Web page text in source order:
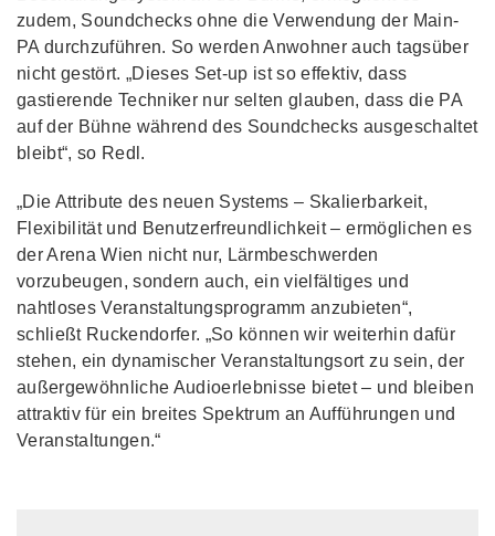
zudem, Soundchecks ohne die Verwendung der Main-
PA durchzuführen. So werden Anwohner auch tagsüber
nicht gestört. „Dieses Set-up ist so effektiv, dass
gastierende Techniker nur selten glauben, dass die PA
auf der Bühne während des Soundchecks ausgeschaltet
bleibt“, so Redl.
„Die Attribute des neuen Systems – Skalierbarkeit,
Flexibilität und Benutzerfreundlichkeit – ermöglichen es
der Arena Wien nicht nur, Lärmbeschwerden
vorzubeugen, sondern auch, ein vielfältiges und
nahtloses Veranstaltungsprogramm anzubieten“,
schließt Ruckendorfer. „So können wir weiterhin dafür
stehen, ein dynamischer Veranstaltungsort zu sein, der
außergewöhnliche Audioerlebnisse bietet – und bleiben
attraktiv für ein breites Spektrum an Aufführungen und
Veranstaltungen.“